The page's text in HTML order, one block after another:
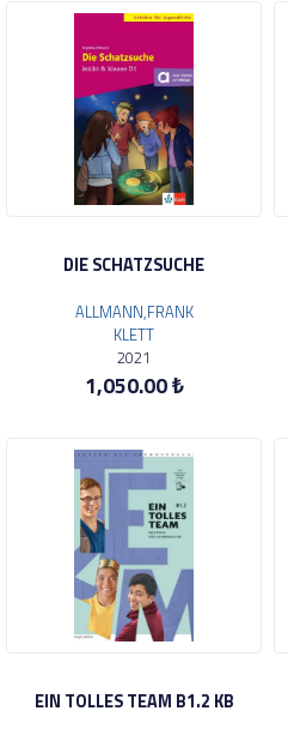
DIE SCHATZSUCHE
ALLMANN,FRANK
KLETT
2021
1,050.00 ₺
EIN TOLLES TEAM B1.2 KB